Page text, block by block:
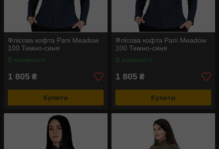
Флісова кофта Pani Meadow
100 Темно-синя
В наявності
1 805 ₴
Купити
Флісова кофта Pani Meadow
100 Темно-синя
В наявності
1 805 ₴
Купити